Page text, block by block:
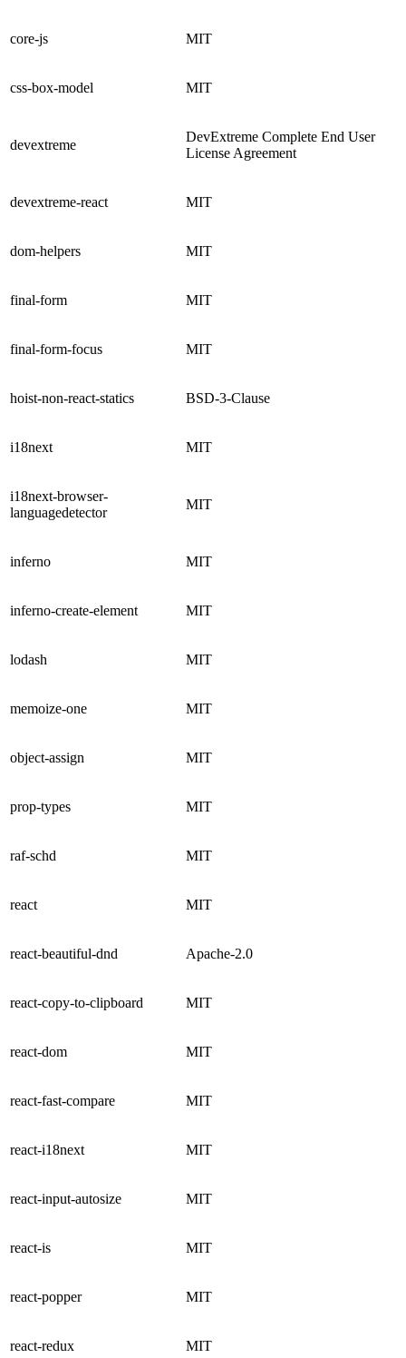
core-js MIT
css-box-model MIT
devextreme
DevExtreme Complete End User
License Agreement
devextreme-react MIT
dom-helpers MIT
final-form MIT
final-form-focus MIT
hoist-non-react-statics BSD-3-Clause
i18next MIT
i18next-browser-
languagedetector
MIT
inferno MIT
inferno-create-element MIT
lodash MIT
memoize-one MIT
object-assign MIT
prop-types MIT
raf-schd MIT
react MIT
react-beautiful-dnd Apache-2.0
react-copy-to-clipboard MIT
react-dom MIT
react-fast-compare MIT
react-i18next MIT
react-input-autosize MIT
react-is MIT
react-popper MIT
react-redux MIT